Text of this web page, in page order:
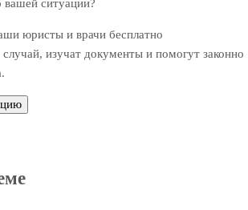
вашей ситуации?
юристы и врачи бесплатно
изучат документы и помогут законно